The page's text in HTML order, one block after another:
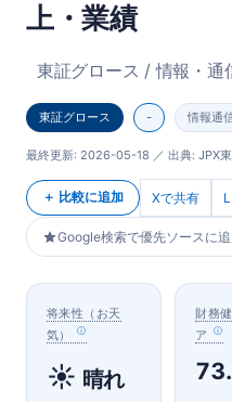
上・業績
東証グロース / 情報・
東証グロース - 情報通
最終更新: 2026-05-18 ／ 出典: JPX
＋ 比較に追加 Xで共有
Google検索で優先ソースに
将来性（お天
気）
☀️ 晴れ
財務
ア